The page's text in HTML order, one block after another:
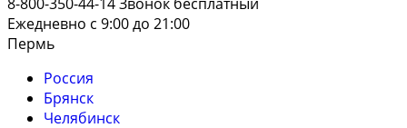
Ежедневно с 9:00 до 21:00
Пермь
Россия
Брянск
Челябинск